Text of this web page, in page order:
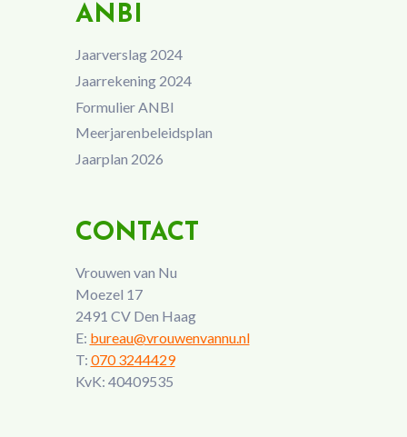
ANBI
Jaarverslag 2024
Jaarrekening 2024
Formulier ANBI
Meerjarenbeleidsplan
Jaarplan 2026
CONTACT
Vrouwen van Nu
Moezel 17
2491 CV Den Haag
E: bureau@vrouwenvannu.nl
T: 070 3244429
KvK: 40409535